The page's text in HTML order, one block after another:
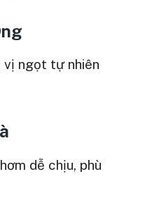
ngọt tự nhiên
dễ chịu, phù